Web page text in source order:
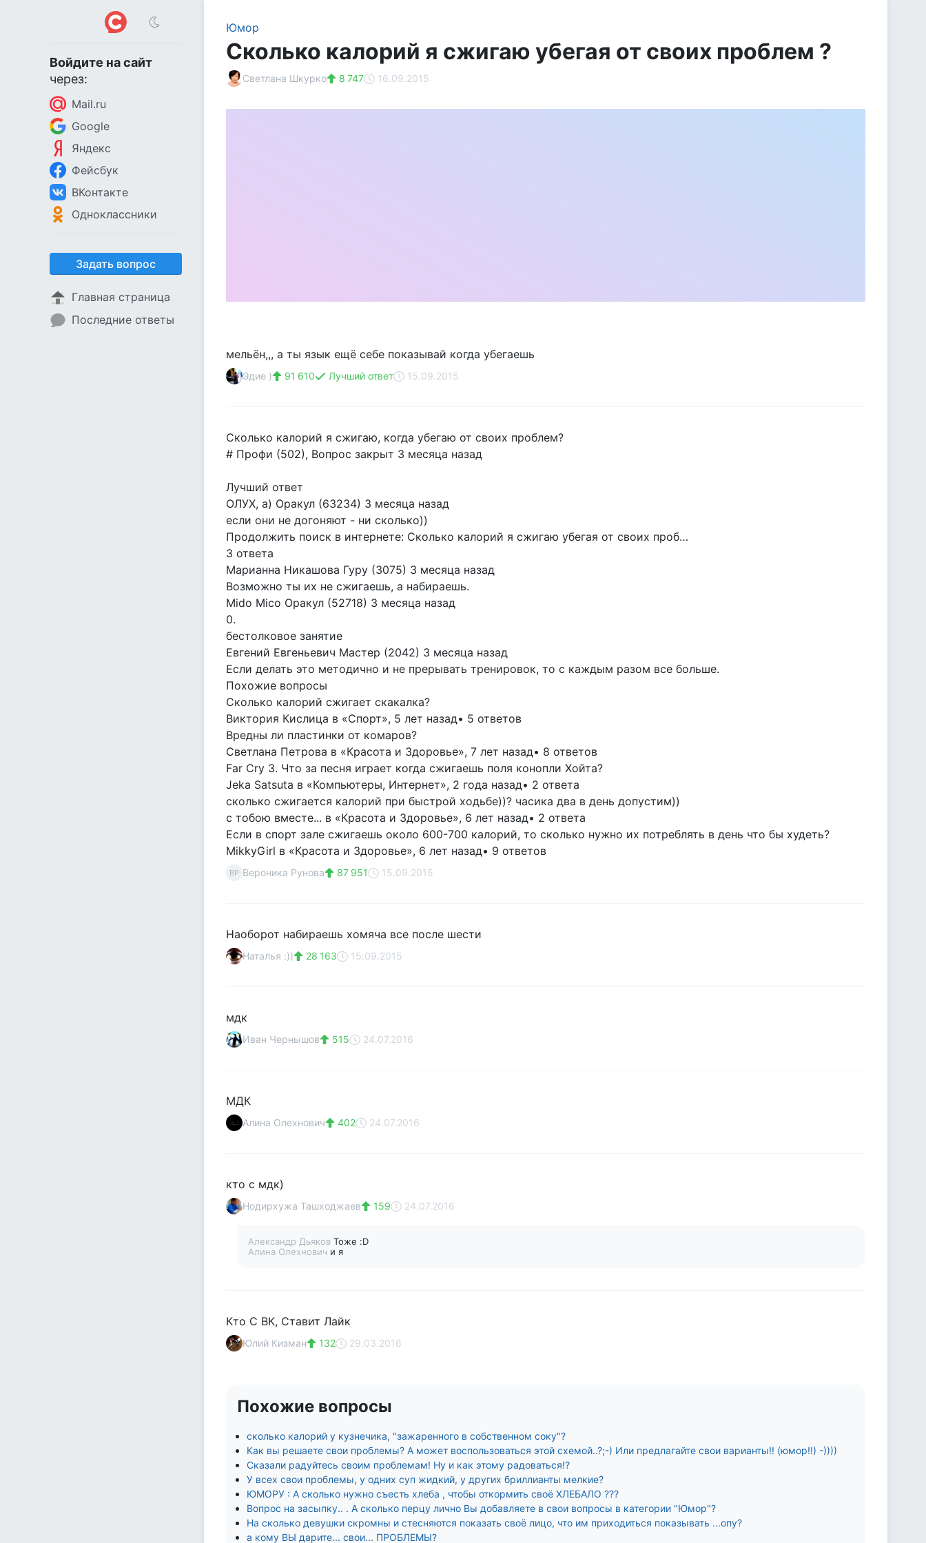
Войдите на сайт
через:
Mail.ru
Google
Яндекс
Фейсбук
ВКонтакте
Одноклассники
Задать вопрос
Главная страница
Последние ответы
Юмор
Сколько калорий я сжигаю убегая от своих проблем ?
Светлана Шкурко 8 747 16.09.2015
мельён,,, а ты язык ещё себе показывай когда убегаешь
Эдие ) 91 610 Лучший ответ 15.09.2015
Сколько калорий я сжигаю, когда убегаю от своих проблем?
# Профи (502), Вопрос закрыт 3 месяца назад
Лучший ответ
ОЛУХ, а) Оракул (63234) 3 месяца назад
если они не догоняют - ни сколько))
Продолжить поиск в интернете: Сколько калорий я сжигаю убегая от своих проб…
3 ответа
Марианна Никашова Гуру (3075) 3 месяца назад
Возможно ты их не сжигаешь, а набираешь.
Mido Mico Оракул (52718) 3 месяца назад
0.
бестолковое занятие
Евгений Евгеньевич Мастер (2042) 3 месяца назад
Если делать это методично и не прерывать тренировок, то с каждым разом все больше.
Похожие вопросы
Сколько калорий сжигает скакалка?
Виктория Кислица в «Спорт», 5 лет назад• 5 ответов
Вредны ли пластинки от комаров?
Светлана Петрова в «Красота и Здоровье», 7 лет назад• 8 ответов
Far Cry 3. Что за песня играет когда сжигаешь поля конопли Хойта?
Jeka Satsuta в «Компьютеры, Интернет», 2 года назад• 2 ответа
сколько сжигается калорий при быстрой ходьбе))? часика два в день допустим))
с тобою вместе... в «Красота и Здоровье», 6 лет назад• 2 ответа
Если в спорт зале сжигаешь около 600-700 калорий, то сколько нужно их потреблять в день что бы худеть?
MikkyGirl в «Красота и Здоровье», 6 лет назад• 9 ответов
ВР Вероника Рунова 87 951 15.09.2015
Наоборот набираешь хомяча все после шести
Наталья :)) 28 163 15.09.2015
мдк
Иван Чернышов 515 24.07.2016
МДК
Алина Олехнович 402 24.07.2016
кто с мдк)
Нодирхужа Ташходжаев 159 24.07.2016
Александр Дьяков Тоже :D
Алина Олехнович и я
Кто С ВК, Ставит Лайк
Юлий Кизман 132 29.03.2016
Похожие вопросы
сколько калорий у кузнечика, "зажаренного в собственном соку"?
Как вы решаете свои проблемы? А может воспользоваться этой схемой..?;-) Или предлагайте свои варианты!! (юмор!!) -))))
Сказали радуйтесь своим проблемам! Ну и как этому радоваться!?
У всех свои проблемы, у одних суп жидкий, у других бриллианты мелкие?
ЮМОРУ : А сколько нужно съесть хлеба , чтобы откормить своё ХЛЕБАЛО ???
Вопрос на засыпку.. . А сколько перцу лично Вы добавляете в свои вопросы в категории "Юмор"?
На сколько девушки скромны и стесняются показать своё лицо, что им приходиться показывать ...опу?
а кому ВЫ дарите... свои... ПРОБЛЕМЫ?